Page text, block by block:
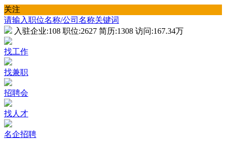
关注
请输入职位名称/公司名称关键词
入驻企业:108 职位:2627 简历:1308 访问:167.34万
找工作
找兼职
招聘会
找人才
名企招聘